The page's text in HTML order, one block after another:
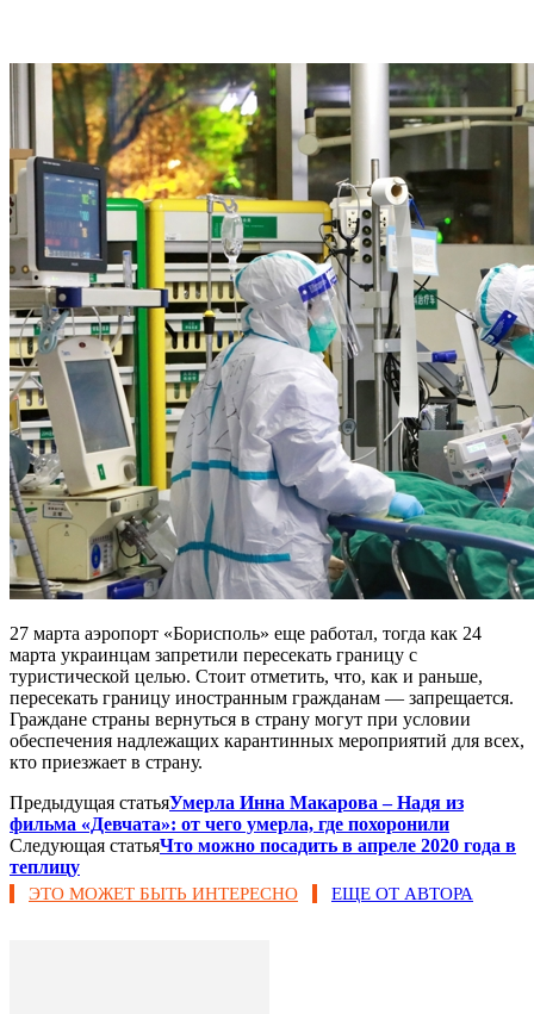
27 марта аэропорт «Борисполь» еще работал, тогда как 24
марта украинцам запретили пересекать границу с
туристической целью. Стоит отметить, что, как и раньше,
пересекать границу иностранным гражданам — запрещается.
Граждане страны вернуться в страну могут при условии
обеспечения надлежащих карантинных мероприятий для всех,
кто приезжает в страну.
Предыдущая статьяУмерла Инна Макарова – Надя из
фильма «Девчата»: от чего умерла, где похоронили
Следующая статьяЧто можно посадить в апреле 2020 года в
теплицу
ЭТО МОЖЕТ БЫТЬ ИНТЕРЕСНО ЕЩЕ ОТ АВТОРА